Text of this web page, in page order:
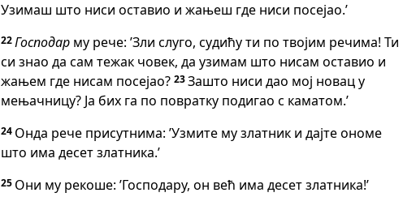
Узимаш што ниси оставио и жањеш где ниси посејао.’
22Господар му рече: ’Зли слуго, судићу ти по твојим речима! Ти
си знао да сам тежак човек, да узимам што нисам оставио и
жањем где нисам посејао? 23Зашто ниси дао мој новац у
мењачницу? Ја бих га по повратку подигао с каматом.’
24 Онда рече присутнима: ’Узмите му златник и дајте ономе
што има десет златника.’
25 Они му рекоше: ’Господару, он већ има десет златника!’